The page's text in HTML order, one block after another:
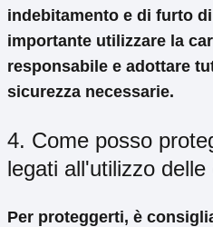
indebitamento e di furto
importante utilizzare la
responsabile e adottare
sicurezza necessarie.
4. Come posso
legati all'utilizzo
Per proteggerti, è